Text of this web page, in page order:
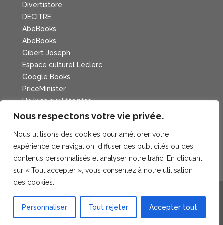
Nous respectons votre vie privée.
Nous utilisons des cookies pour améliorer votre
expérience de navigation, diffuser des publicités ou des
contenus personnalisés et analyser notre trafic. En cliquant
sur « Tout accepter », vous consentez à notre utilisation
des cookies.
Personnaliser Tout rejeter Accepter tout
Divertistore
DECITRE
AbeBooks
AbeBooks
Gibert Joseph
Espace culturel Leclerc
Google Books
PriceMinister
Un livre sur l’étagère
Cadran Lunaire
YERS KELLER ©2025 I Tous droits réservés